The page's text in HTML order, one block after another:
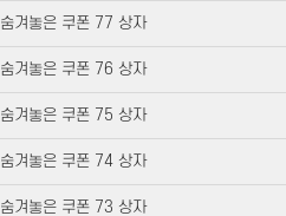
숨겨놓은 쿠폰 77 상자
숨겨놓은 쿠폰 76 상자
숨겨놓은 쿠폰 75 상자
숨겨놓은 쿠폰 74 상자
숨겨놓은 쿠폰 73 상자